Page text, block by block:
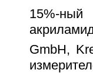
15%-
GmbH,